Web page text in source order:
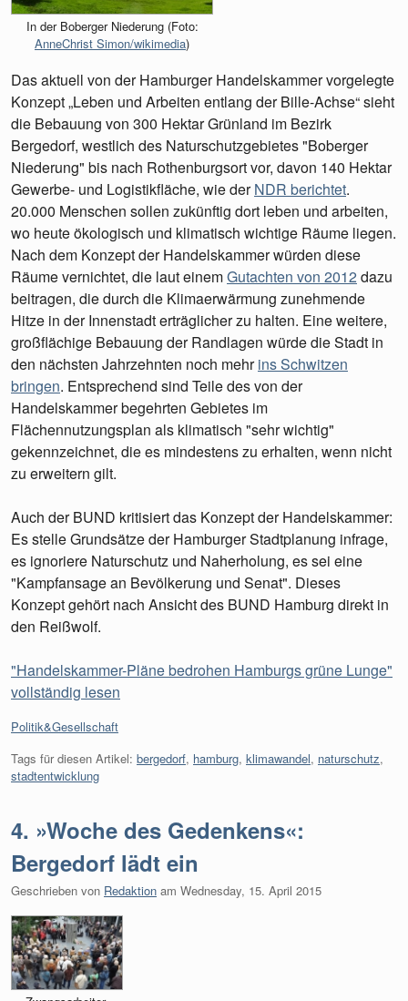
In der Boberger Niederung (Foto:
AnneChrist Simon/wikimedia)
Das aktuell von der Hamburger Handelskammer vorgelegte
Konzept „Leben und Arbeiten entlang der Bille-Achse“ sieht
die Bebauung von 300 Hektar Grünland im Bezirk
Bergedorf, westlich des Naturschutzgebietes "Boberger
Niederung" bis nach Rothenburgsort vor, davon 140 Hektar
Gewerbe- und Logistikfläche, wie derNDR berichtet.
20.000 Menschen sollen zukünftig dort leben und arbeiten,
wo heute ökologisch und klimatisch wichtige Räume liegen.
Nach dem Konzept der Handelskammer würden diese
Räume vernichtet, die laut einemGutachten von 2012 dazu
beitragen, die durch die Klimaerwärmung zunehmende
Hitze in der Innenstadt erträglicher zu halten. Eine weitere,
großflächige Bebauung der Randlagen würde die Stadt in
den nächsten Jahrzehnten noch mehrins Schwitzen
bringen. Entsprechend sind Teile des von der
Handelskammer begehrten Gebietes im
Flächennutzungsplan als klimatisch "sehr wichtig"
gekennzeichnet, die es mindestens zu erhalten, wenn nicht
zu erweitern gilt.
Auch der BUND kritisiert das Konzept der Handelskammer:
Es stelle Grundsätze der Hamburger Stadtplanung infrage,
es ignoriere Naturschutz und Naherholung, es sei eine
"Kampfansage an Bevölkerung und Senat". Dieses
Konzept gehört nach Ansicht des BUND Hamburg direkt in
den Reißwolf.
"Handelskammer-Pläne bedrohen Hamburgs grüne Lunge"
vollständig lesen
Kategorien:
Politik&Gesellschaft
Tags für diesen Artikel: bergedorf, hamburg, klimawandel, naturschutz,
stadtentwicklung
4. »Woche des Gedenkens«:
Bergedorf lädt ein
Geschrieben von Redaktion am Wednesday, 15. April 2015